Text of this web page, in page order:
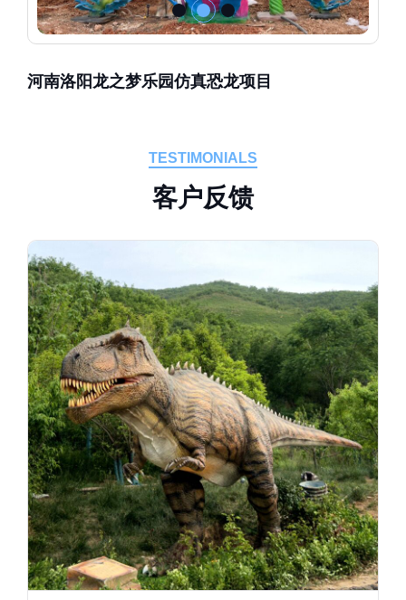
河南洛阳龙之梦乐园仿真恐龙项目
TESTIMONIALS
客户反馈